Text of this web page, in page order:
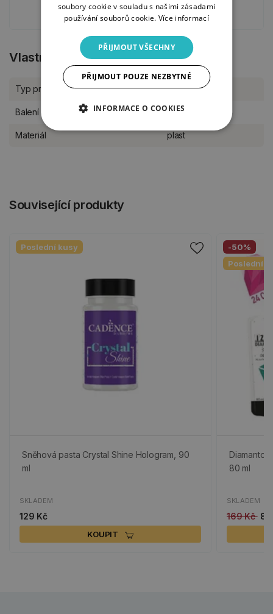
Vlastnosti produktu
Typ produktu Šablony
Balení kus
Materiál plast
Související produkty
Poslední kusy
Sněhová pasta Crystal Shine Hologram, 90
ml
SKLADEM
129 Kč
KOUPIT
-50%
Poslední
80 ml
SKLADEM
169 Kč 85
soubory cookie v souladu s našimi zásadami
používání souborů cookie. Více informací
PŘIJMOUT VŠECHNY
PŘIJMOUT POUZE NEZBYTNÉ
INFORMACE O COOKIES